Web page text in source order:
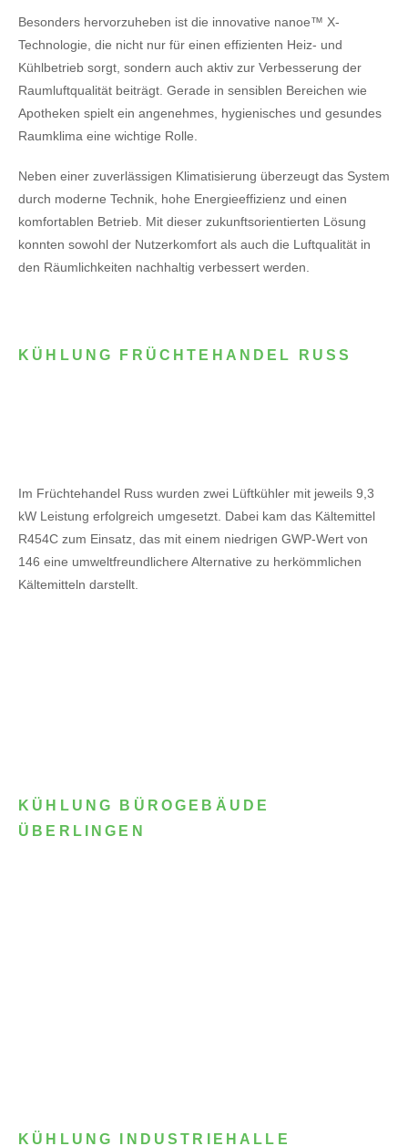
Besonders hervorzuheben ist die innovative nanoe™ X-
Technologie, die nicht nur für einen effizienten Heiz- und
Kühlbetrieb sorgt, sondern auch aktiv zur Verbesserung der
Raumluftqualität beiträgt. Gerade in sensiblen Bereichen wie
Apotheken spielt ein angenehmes, hygienisches und gesundes
Raumklima eine wichtige Rolle.
Neben einer zuverlässigen Klimatisierung überzeugt das System
durch moderne Technik, hohe Energieeffizienz und einen
komfortablen Betrieb. Mit dieser zukunftsorientierten Lösung
konnten sowohl der Nutzerkomfort als auch die Luftqualität in
den Räumlichkeiten nachhaltig verbessert werden.
KÜHLUNG FRÜCHTEHANDEL RUSS
Im Früchtehandel Russ wurden zwei Lüftkühler mit jeweils 9,3
kW Leistung erfolgreich umgesetzt. Dabei kam das Kältemittel
R454C zum Einsatz, das mit einem niedrigen GWP-Wert von
146 eine umweltfreundlichere Alternative zu herkömmlichen
Kältemitteln darstellt.
KÜHLUNG BÜROGEBÄUDE
ÜBERLINGEN
KÜHLUNG INDUSTRIEHALLE